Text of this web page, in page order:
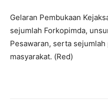
Gelaran Pembukaan
sejumlah Forkopimda,
Pesawaran, serta
masyarakat. (Red)